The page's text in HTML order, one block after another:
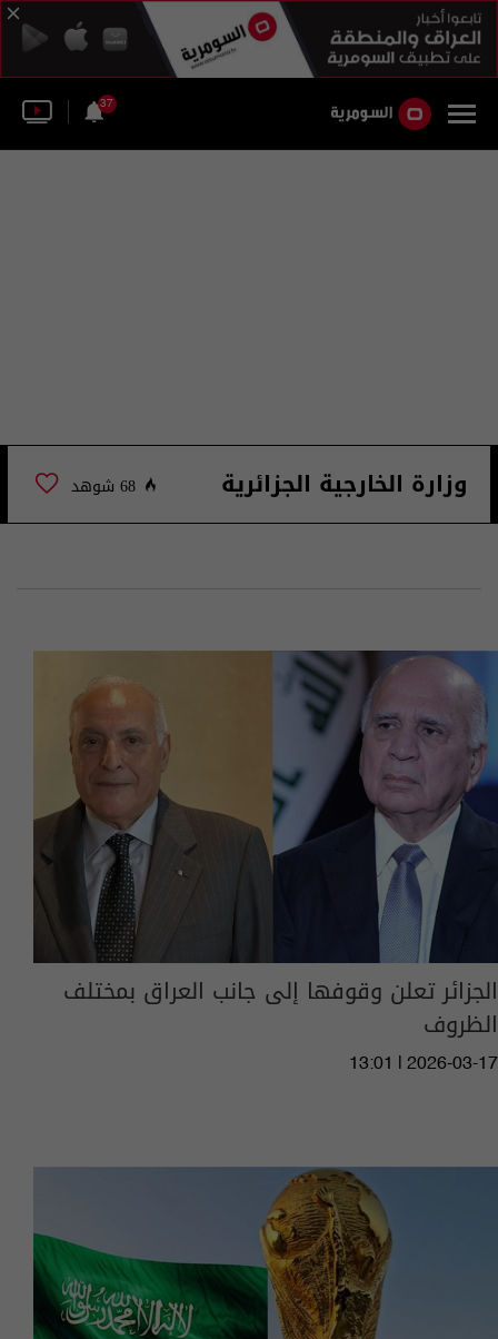
37
وزارة الخارجية الجزائرية 68 شوهد
الجزائر تعلن وقوفها إلى جانب العراق بمختلف
الظروف
13:01 | 2026-03-17